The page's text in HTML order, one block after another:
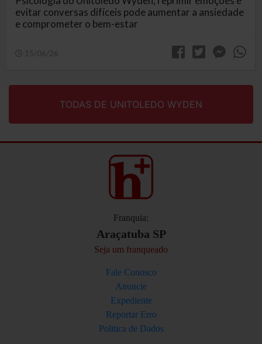
evitar conversas difíceis pode aumentar a ansiedade
e comprometer o bem-estar
15/06/26
TODAS DE UNITOLEDO WYDEN
Franquia:
Araçatuba SP
Seja um franqueado
Fale Conosco
Anuncie
Expediente
Reportar Erro
Politica de Dados